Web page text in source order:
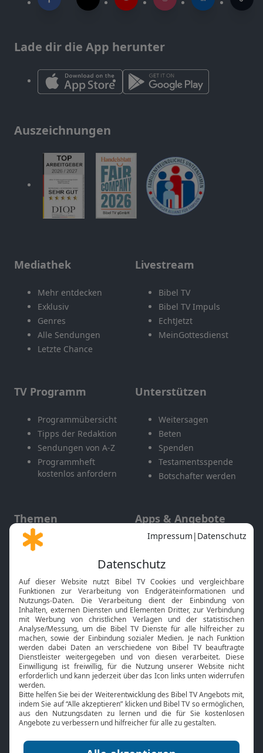
Lade dir die App herunter
Auszeichnungen
Mediathek
Mehr entdecken
Exklusiv
Genres
Alle Sendungen
Letzte Chance
Livestream
Bibel TV
Bibel TV Impuls
EchtJetzt
MeinGottesdienst
TV Programm
Programmübersicht
Tipps der Redaktion
Sendungen von A-Z
Programmheft
kostenlos anfordern
Unterstützen
Weitersagen
Beten
Spenden
Testamentsspende
Botschafter werden
Themen
Gott und Bibel erklärt
Neuigkeiten
Apps & Angebote
Mobile App
Smart TV
HbbTV
Bibelthek Online-Bibel
Nächster Gottesdienst
Bibel TV
Über uns
Jobs
Mediadaten
Service
Kontakt
TV-Empfang